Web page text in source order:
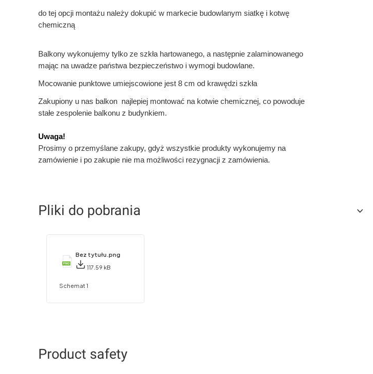
do tej opcji montażu należy dokupić w markecie budowlanym siatkę i kotwę
chemiczną
Balkony wykonujemy tylko ze szkła hartowanego, a następnie zalaminowanego
mając na uwadze państwa bezpieczeństwo i wymogi budowlane.
Mocowanie punktowe umiejscowione jest 8 cm od krawędzi szkła
Zakupiony u nas balkon najlepiej montować na kotwie chemicznej, co powoduje
stałe zespolenie balkonu z budynkiem.
Uwaga!
Prosimy o przemyślane zakupy, gdyż wszystkie produkty wykonujemy na
zamówienie i po zakupie nie ma możliwości rezygnacji z zamówienia.
Pliki do pobrania
Bez tytułu.png
117.59 kB
Schemat 1
Product safety